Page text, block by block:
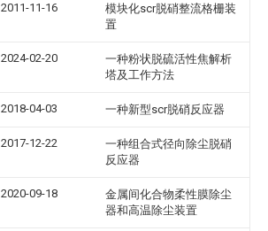
2011-11-16
模块化scr脱硝整流格栅装
置
2024-02-20
一种粉状脱硫活性焦解析
塔及工作方法
2018-04-03 一种新型scr脱硝反应器
2017-12-22
一种组合式径向除尘脱硝
反应器
2020-09-18
金属间化合物柔性膜除尘
器和高温除尘装置